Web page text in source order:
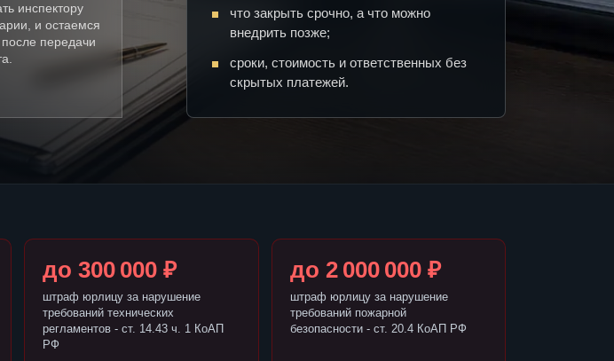
инспектору
и остаемся
после передачи
что закрыть срочно, а что можно
внедрить позже;
сроки, стоимость и ответственных без
скрытых платежей.
до 300 000 ₽
штраф юрлицу за нарушение
требований технических
регламентов - ст. 14.43 ч. 1 КоАП
РФ
до 2 000 000 ₽
штраф юрлицу за нарушение
требований пожарной
безопасности - ст. 20.4 КоАП РФ